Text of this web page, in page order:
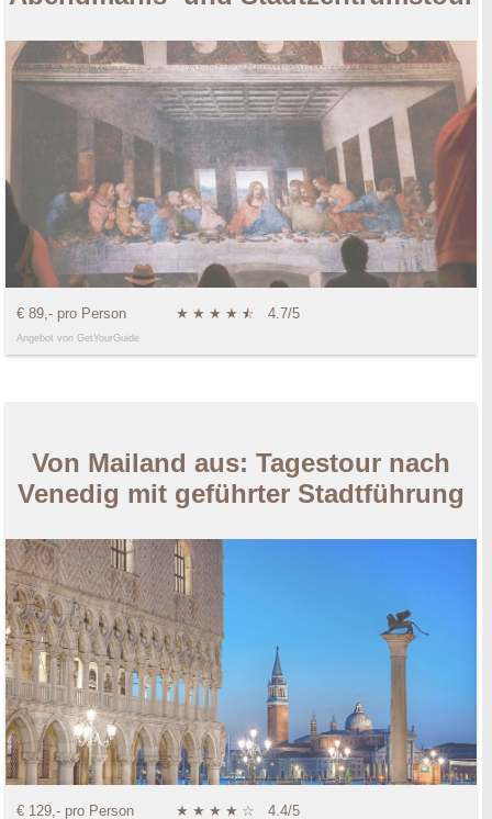
€ 89,- pro Person ★ ★ ★ ★ ★
☆ 4.7/5
Angebot von GetYourGuide
Von Mailand aus: Tagestour nach
Venedig mit geführter Stadtführung
€ 129,- pro Person ★ ★ ★ ★ ☆ 4.4/5